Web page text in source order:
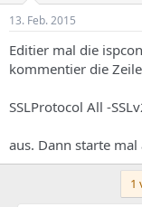
13. Feb. 2015
Editier mal die
kommentier die
SSLProtocol All -
aus. Dann starte
1